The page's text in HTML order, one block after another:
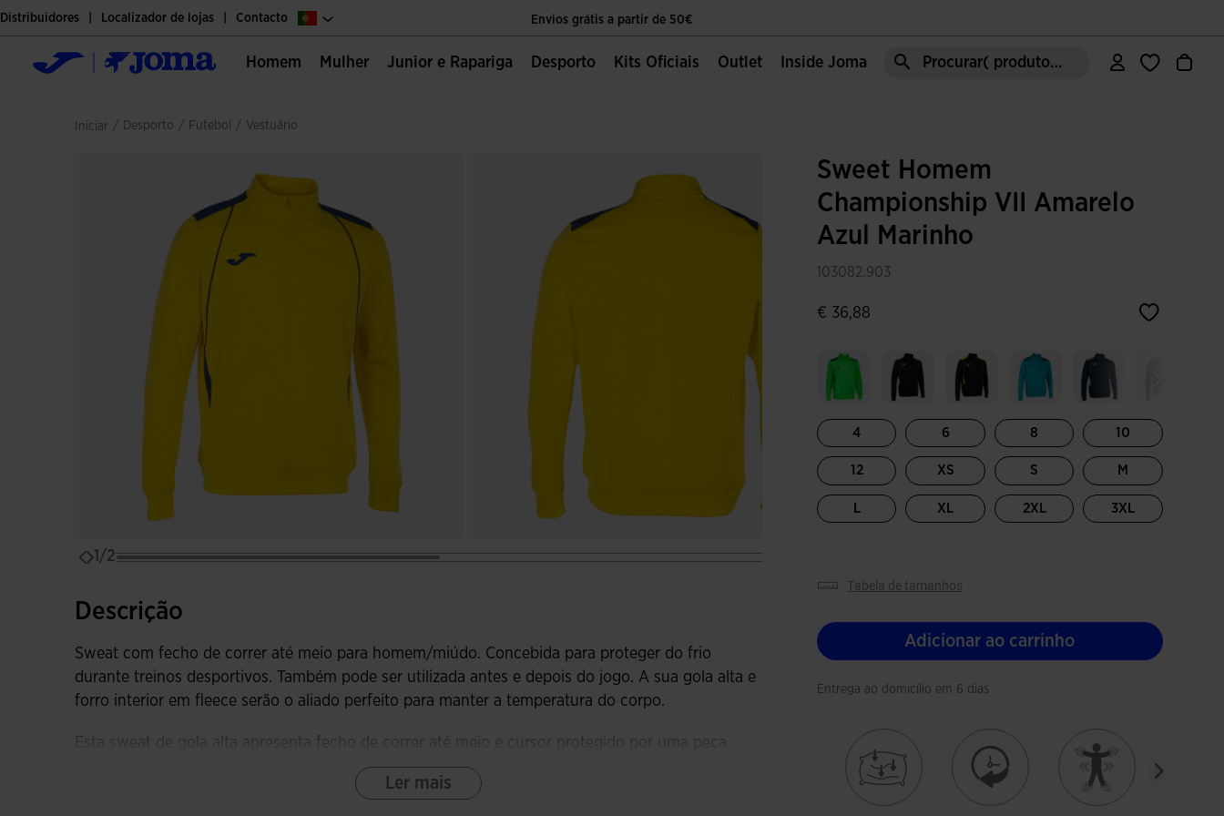
Envios grátis a partir de 50€
O único sítio oficial da Joma Sport
Envios grátis a partir de 50€
Distribuidores Localizador de lojas Contacto
Homem Mulher Junior e Rapariga Desporto Kits Oficiais Outlet Inside Joma Procurar( produto, moda, área, etc)
Iniciar / desporto / futebol / vestuário
1/2
Descrição
Sweat com fecho de correr até meio para homem/miúdo. Concebida para proteger do frio
durante treinos desportivos. Também pode ser utilizada antes e depois do jogo. A sua gola alta e
forro interior em fleece serão o aliado perfeito para manter a temperatura do corpo.
Esta sweat de gola alta apresenta fecho de correr até meio e cursor protegido por uma peça
têxtil para evitar o atrito com o pescoço. Além disso, possui costuras avançadas na parte frontal
para garantir liberdade de movimentos, acabamento canelado (rib) na barra e nos punhos para
Ler mais
Sweet Homem
Championship VII Amarelo
Azul Marinho
103082.903
€ 36,88
4 6 8 10
12 XS S M
L XL 2XL 3XL
tabela de tamanhos
Adicionar ao carrinho
Entrega ao domicílio em 6 dias